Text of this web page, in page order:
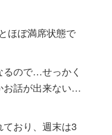
ほぼ満席状態で
るので…せっかく
お話が出来ない…
おり、週末は3